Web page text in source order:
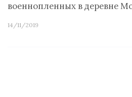
военнопленных в деревне
14/11/2019